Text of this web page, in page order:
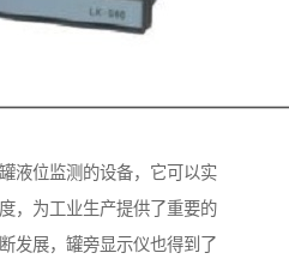
液位监测的设备，它可以实
，为工业生产提供了重要的
发展，罐旁显示仪也得到了